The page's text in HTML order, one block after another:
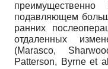
подавляющем
ранних
отдаленных
(Marasco,
Patterson, Byrne et